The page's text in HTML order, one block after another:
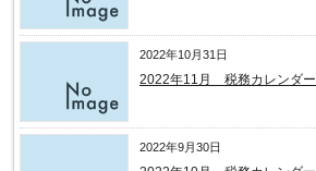
2022年10月31日
2022年11月 税務カレンダー
2022年9月30日